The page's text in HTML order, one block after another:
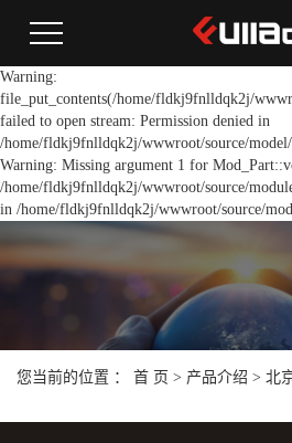
Warning:
file_put_contents(/home/fldkj9fnlldqk2j/
failed to open stream: Permission denied in
/home/fldkj9fnlldqk2j/wwwroot/source/
Warning: Missing argument 1 for
/home/fldkj9fnlldqk2j/wwwroot/source/
in /home/fldkj9fnlldqk2j/wwwroot/source/
您当前的位置 ： 首 页 > 产品介绍 > 北